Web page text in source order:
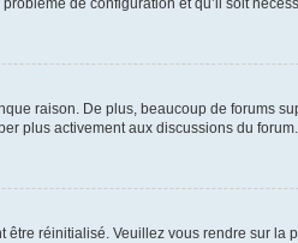
de configuration et qu’il soit
raison. De plus, beaucoup de forums
plus activement aux discussions du forum.
réinitialisé. Veuillez vous rendre sur la